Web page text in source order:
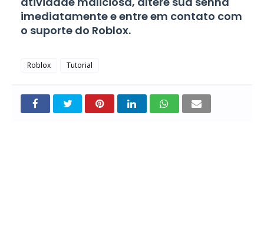
imediatamente e entre em contato com
o suporte do Roblox.
Roblox Tutorial